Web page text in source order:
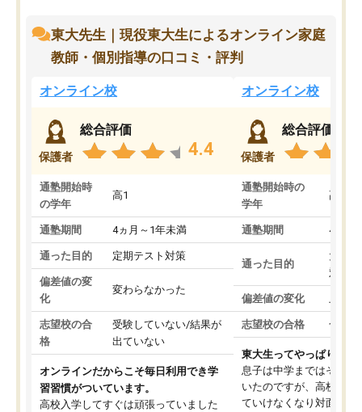
東大先生｜現役東大生によるオンライン家庭
教師・個別指導の口コミ・評判
オンライン校
保護者
総合評価
4.4
通塾開始時
の学年
高1
通塾期間 4ヵ月～1年未満
通った目的 定期テスト対策
偏差値の変
化
変わらなかった
志望校の合
格
受験していない/結果が
出ていない
オンラインだからこそ毎日利用でき学
習習慣がついています。
高校入学してすぐは頑張っていました
オンライン校
保護者
総合評価
通塾開始時の
学年
高3
通塾期間 4ヵ月
通った目的
大学
対策
偏差値の変化 上が
志望校の合格 合格
東大生ってやっぱりすご
息子は中学まではそこそ
いたのですが、高校に入
ていけなくなり対面の塾